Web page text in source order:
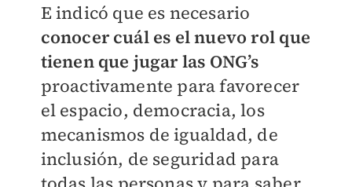
E indicó que es necesario
conocer cuál es el nuevo rol que
tienen que jugar las ONG’s
proactivamente para favorecer
el espacio, democracia, los
mecanismos de igualdad, de
inclusión, de seguridad para